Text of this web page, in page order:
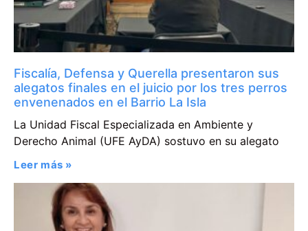
Fiscalía, Defensa y Querella presentaron sus
alegatos finales en el juicio por los tres perros
envenenados en el Barrio La Isla
La Unidad Fiscal Especializada en Ambiente y
Derecho Animal (UFE AyDA) sostuvo en su alegato
Leer más »